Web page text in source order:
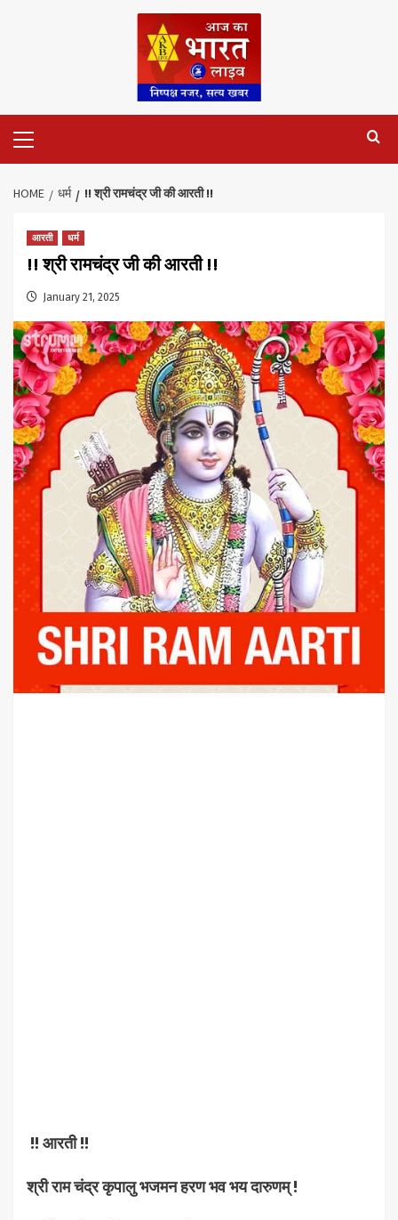
Menu
HOME धर्म !! श्री रामचंद्र जी की आरती !!
आरती धर्म
!! श्री रामचंद्र जी की आरती !!
January 21, 2025
!! आरती !!
श्री राम चंद्र कृपालु भजमन हरण भव भय दारुणम् !